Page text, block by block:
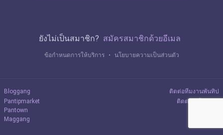
ยังไม่เป็นสมาชิก? สมัครสมาชิกด้วยอีเมล
ข้อกำหนดการให้บริการ ・ นโยบายความเป็นส่วนตัว
Bloggang
Pantipmarket
Pantown
Maggang
ติดต่อทีมงานพันทิป
ติดต่อลงโฆษณา